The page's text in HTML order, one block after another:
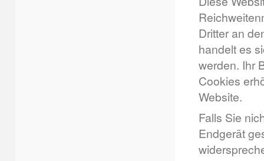
Dritter an
handelt es
werden. Ihr
Cookies
Website.
Falls Sie
Endgerät